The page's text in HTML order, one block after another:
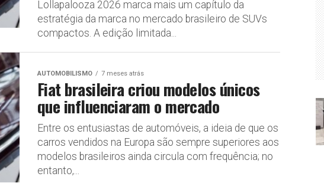
Lollapalooza 2026 marca mais um capítulo da
estratégia da marca no mercado brasileiro de SUVs
compactos. A edição limitada...
AUTOMOBILISMO 7 meses atrás
Fiat brasileira criou modelos únicos
que influenciaram o mercado
Entre os entusiastas de automóveis, a ideia de que os
carros vendidos na Europa são sempre superiores aos
modelos brasileiros ainda circula com frequência; no
entanto,...